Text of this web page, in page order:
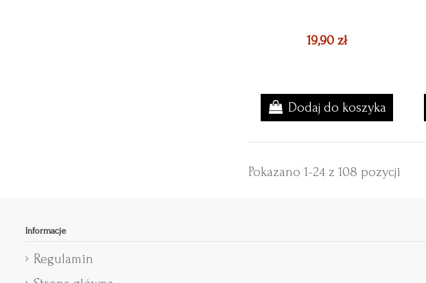
19,90 zł
Dodaj do koszyka
Pokazano 1-24 z 108 pozycji
Informacje
Regulamin